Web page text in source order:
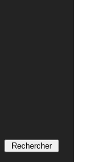
Rechercher